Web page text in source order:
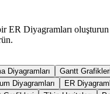
ER Diyagramları
Diyagramları
Gantt Grafikleri
Diyagramları
ER